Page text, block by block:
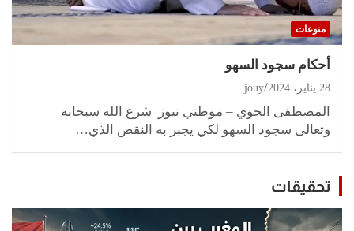
منوعات
أحكام سجود السهو
28 يناير، 2024 jouy
المصطفى الجوي – موطني نيوز شرع الله سبحانه
وتعالى سجود السهو لكي يجبر به النقص الذي…
تحقيقات